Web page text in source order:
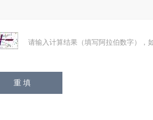
请输入计算结果（填写阿拉伯数字），